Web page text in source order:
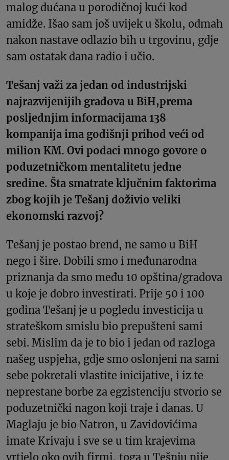
malog dućana u porodičnoj kući kod
amidže. Išao sam još uvijek u školu, odmah
nakon nastave odlazio bih u trgovinu, gdje
sam ostatak dana radio i učio.
Tešanj važi za jedan od industrijski
najrazvijenijih gradova u BiH,prema
posljednjim informacijama 138
kompanija ima godišnji prihod veći od
milion KM. Ovi podaci mnogo govore o
poduzetničkom mentalitetu jedne
sredine. Šta smatrate ključnim faktorima
zbog kojih je Tešanj doživio veliki
ekonomski razvoj?
Tešanj je postao brend, ne samo u BiH
nego i šire. Dobili smo i međunarodna
priznanja da smo među 10 opština/gradova
u koje je dobro investirati. Prije 50 i 100
godina Tešanj je u pogledu investicija u
strateškom smislu bio prepušteni sami
sebi. Mislim da je to bio i jedan od razloga
našeg uspjeha, gdje smo oslonjeni na sami
sebe pokretali vlastite inicijative, i iz te
neprestane borbe za egzistenciju stvorio se
poduzetnički nagon koji traje i danas. U
Maglaju je bio Natron, u Zavidovićima
imate Krivaju i sve se u tim krajevima
vrtjelo oko ovih firmi, toga u Tešnju nije